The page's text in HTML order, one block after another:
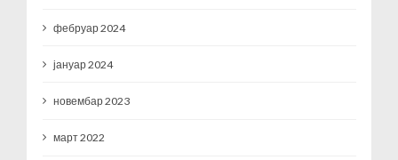
фебруар 2024
јануар 2024
новембар 2023
март 2022